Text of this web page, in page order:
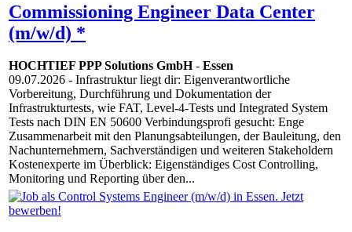
Commissioning Engineer Data Center
(m/w/d) *
HOCHTIEF PPP Solutions GmbH- Essen
09.07.2026 - Infrastruktur liegt dir: Eigenverantwortliche
Vorbereitung, Durchführung und Dokumentation der
Infrastrukturtests, wie FAT, Level-4-Tests und Integrated System
Tests nach DIN EN 50600 Verbindungsprofi gesucht: Enge
Zusammenarbeit mit den Planungsabteilungen, der Bauleitung, den
Nachunternehmern, Sachverständigen und weiteren Stakeholdern
Kostenexperte im Überblick: Eigenständiges Cost Controlling,
Monitoring und Reporting über den...